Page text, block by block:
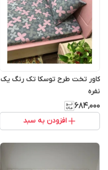
کاور تخت طرح توسکا تک رنگ یک
نفره
۶۸۴٬۰۰۰
افزودن به سبد